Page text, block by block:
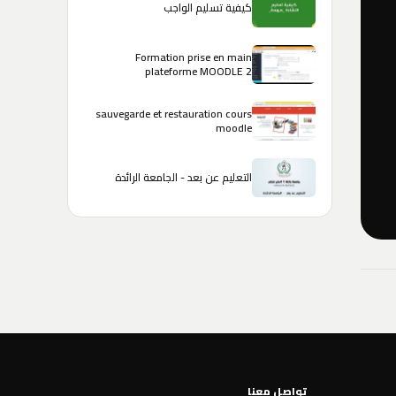
كيفية تسليم الواجب
Formation prise en main
plateforme MOODLE 2
sauvegarde et restauration cours
moodle
التعليم عن بعد - الجامعة الرائدة
تواصل معنا